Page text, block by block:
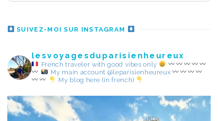
SUIVEZ-MOI SUR INSTAGRAM
lesvoyagesduparisienheureux
French traveler with good vibes only
My main account @leparisienheureux
My blog here (in french)